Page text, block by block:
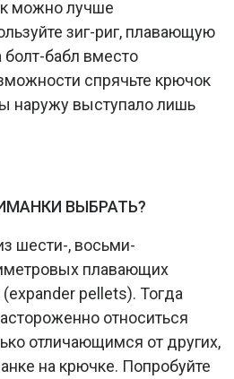
можно лучше
зиг-риг, плавающую
болт-бабл вместо
спрячьте крючок
наружу выступало лишь
ВЫБРАТЬ?
шести-, восьми-
плавающих
pellets). Тогда
относиться
отличающимся от других,
на крючке. Попробуйте